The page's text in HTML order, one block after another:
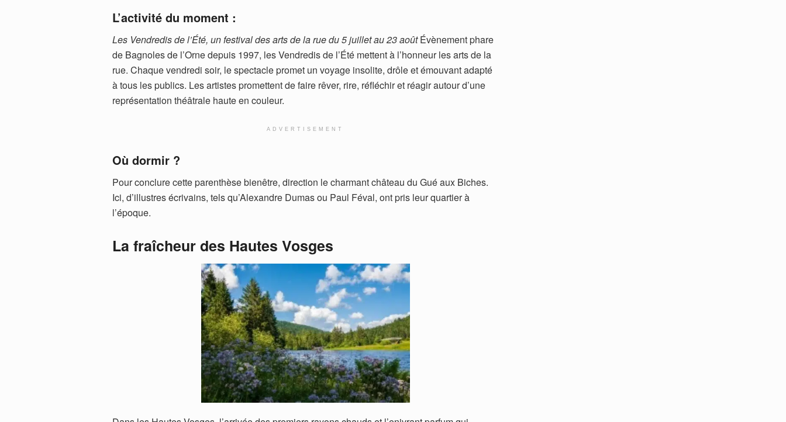
L’activité du moment :
Les Vendredis de l’Été, un festival des arts de la rue du 5 juillet au 23 aoûtÉvènement phare
de Bagnoles de l’Orne depuis 1997, les Vendredis de l’Été mettent à l’honneur les arts de la
rue. Chaque vendredi soir, le spectacle promet un voyage insolite, drôle et émouvant adapté
à tous les publics. Les artistes promettent de faire rêver, rire, réfléchir et réagir autour d’une
représentation théâtrale haute en couleur.
ADVERTISEMENT
Où dormir ?
Pour conclure cette parenthèse bienêtre, direction le charmant château du Gué aux Biches.
Ici, d’illustres écrivains, tels qu’Alexandre Dumas ou Paul Féval, ont pris leur quartier à
l’époque.
La fraîcheur des Hautes Vosges